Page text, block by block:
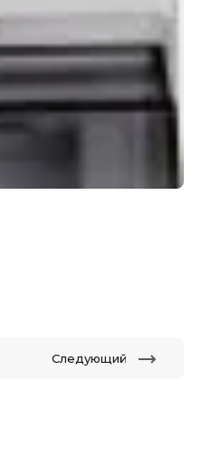
Следующий